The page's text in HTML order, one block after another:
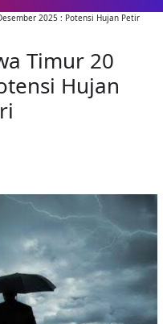
2025 : Potensi Hujan Petir
Timur 20
Hujan